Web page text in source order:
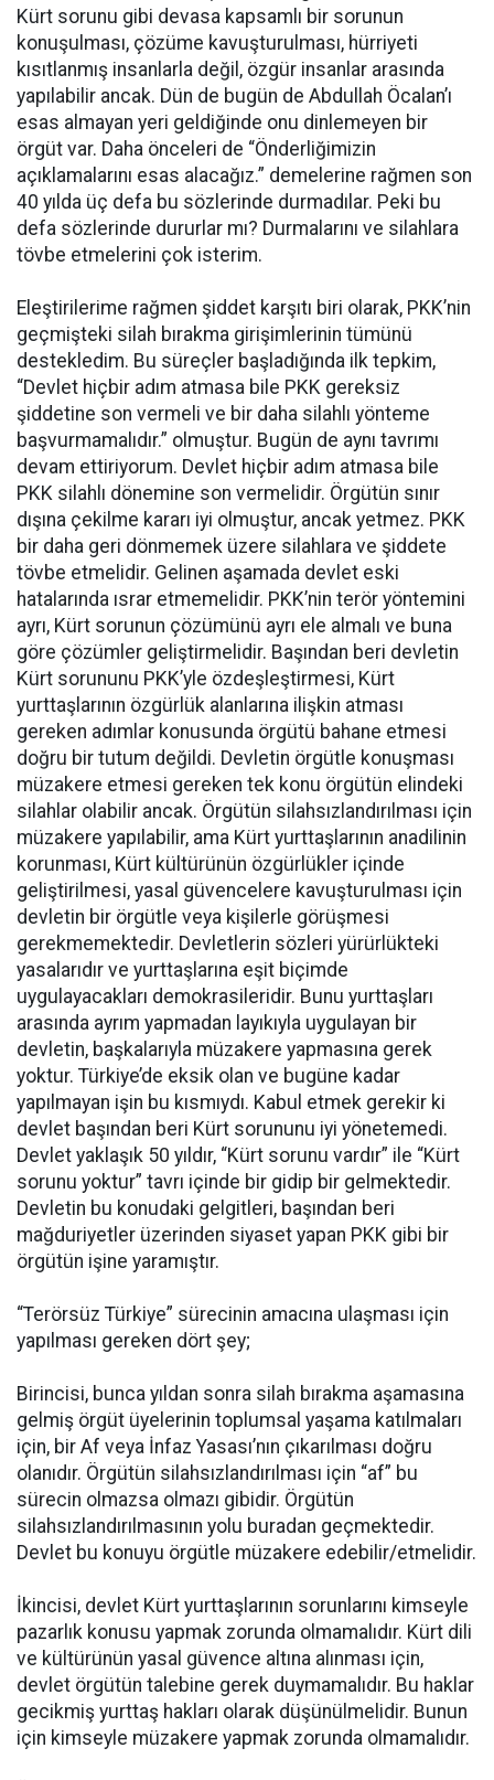
Kürt sorunu gibi devasa kapsamlı bir sorunun
konuşulması, çözüme kavuşturulması, hürriyeti
kısıtlanmış insanlarla değil, özgür insanlar arasında
yapılabilir ancak. Dün de bugün de Abdullah Öcalan’ı
esas almayan yeri geldiğinde onu dinlemeyen bir
örgüt var. Daha önceleri de “Önderliğimizin
açıklamalarını esas alacağız.” demelerine rağmen son
40 yılda üç defa bu sözlerinde durmadılar. Peki bu
defa sözlerinde dururlar mı? Durmalarını ve silahlara
tövbe etmelerini çok isterim.
Eleştirilerime rağmen şiddet karşıtı biri olarak, PKK’nin
geçmişteki silah bırakma girişimlerinin tümünü
destekledim. Bu süreçler başladığında ilk tepkim,
“Devlet hiçbir adım atmasa bile PKK gereksiz
şiddetine son vermeli ve bir daha silahlı yönteme
başvurmamalıdır.” olmuştur. Bugün de aynı tavrımı
devam ettiriyorum. Devlet hiçbir adım atmasa bile
PKK silahlı dönemine son vermelidir. Örgütün sınır
dışına çekilme kararı iyi olmuştur, ancak yetmez. PKK
bir daha geri dönmemek üzere silahlara ve şiddete
tövbe etmelidir. Gelinen aşamada devlet eski
hatalarında ısrar etmemelidir. PKK’nin terör yöntemini
ayrı, Kürt sorunun çözümünü ayrı ele almalı ve buna
göre çözümler geliştirmelidir. Başından beri devletin
Kürt sorununu PKK’yle özdeşleştirmesi, Kürt
yurttaşlarının özgürlük alanlarına ilişkin atması
gereken adımlar konusunda örgütü bahane etmesi
doğru bir tutum değildi. Devletin örgütle konuşması
müzakere etmesi gereken tek konu örgütün elindeki
silahlar olabilir ancak. Örgütün silahsızlandırılması için
müzakere yapılabilir, ama Kürt yurttaşlarının anadilinin
korunması, Kürt kültürünün özgürlükler içinde
geliştirilmesi, yasal güvencelere kavuşturulması için
devletin bir örgütle veya kişilerle görüşmesi
gerekmemektedir. Devletlerin sözleri yürürlükteki
yasalarıdır ve yurttaşlarına eşit biçimde
uygulayacakları demokrasileridir. Bunu yurttaşları
arasında ayrım yapmadan layıkıyla uygulayan bir
devletin, başkalarıyla müzakere yapmasına gerek
yoktur. Türkiye’de eksik olan ve bugüne kadar
yapılmayan işin bu kısmıydı. Kabul etmek gerekir ki
devlet başından beri Kürt sorununu iyi yönetemedi.
Devlet yaklaşık 50 yıldır, “Kürt sorunu vardır” ile “Kürt
sorunu yoktur” tavrı içinde bir gidip bir gelmektedir.
Devletin bu konudaki gelgitleri, başından beri
mağduriyetler üzerinden siyaset yapan PKK gibi bir
örgütün işine yaramıştır.
“Terörsüz Türkiye” sürecinin amacına ulaşması için
yapılması gereken dört şey;
Birincisi, bunca yıldan sonra silah bırakma aşamasına
gelmiş örgüt üyelerinin toplumsal yaşama katılmaları
için, bir Af veya İnfaz Yasası’nın çıkarılması doğru
olanıdır. Örgütün silahsızlandırılması için “af” bu
sürecin olmazsa olmazı gibidir. Örgütün
silahsızlandırılmasının yolu buradan geçmektedir.
Devlet bu konuyu örgütle müzakere edebilir/etmelidir.
İkincisi, devlet Kürt yurttaşlarının sorunlarını kimseyle
pazarlık konusu yapmak zorunda olmamalıdır. Kürt dili
ve kültürünün yasal güvence altına alınması için,
devlet örgütün talebine gerek duymamalıdır. Bu haklar
gecikmiş yurttaş hakları olarak düşünülmelidir. Bunun
için kimseyle müzakere yapmak zorunda olmamalıdır.